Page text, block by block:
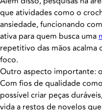
que atividades como o
ansiedade, funcionando
ativa para quem busca uma
repetitivo das mãos acalma
foco.
Outro aspecto importante:
Com fios de qualidade
possível criar peças
vida a restos de novelos